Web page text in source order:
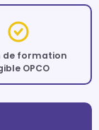
de formation
OPCO